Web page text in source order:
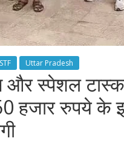
Uttar Pradesh
स्पेशल टास्क
हजार रुपये के